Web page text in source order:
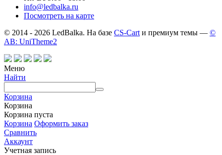
info@ledbalka.ru
Посмотреть на карте
© 2014 - 2026 LedBalka. На базе CS-Cart и премиум темы — ©
AB: UniTheme2
Меню
Найти
Корзина
Корзина
Корзина пуста
Корзина Оформить заказ
Сравнить
Аккаунт
Учетная запись